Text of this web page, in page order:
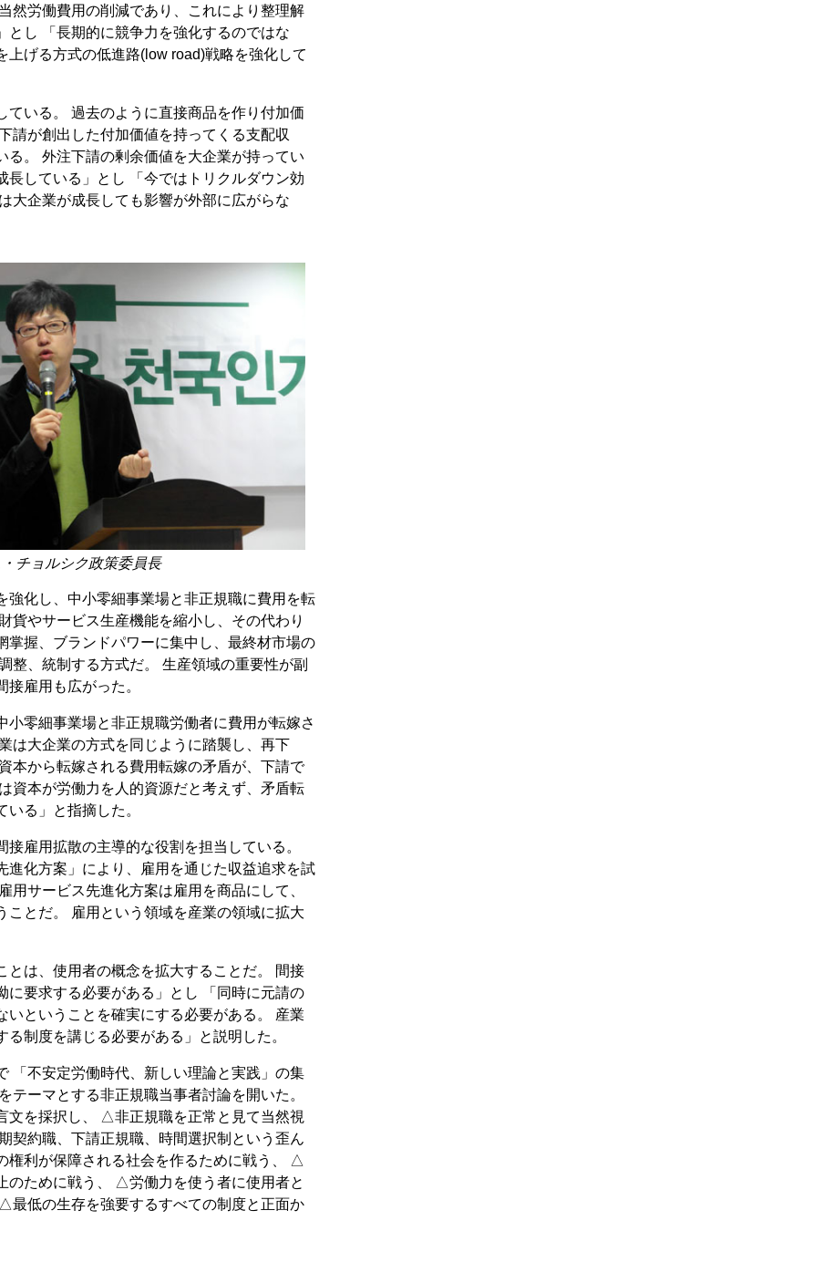
然労働費用の削減であり、これにより整理解
とし 「長期的に競争力を強化するのではな
上げる方式の低進路(low road)戦略を強化して
ている。 過去のように直接商品を作り付加価
請が創出した付加価値を持ってくる支配収
る。 外注下請の剰余価値を大企業が持ってい
長している」とし 「今ではトリクルダウン効
大企業が成長しても影響が外部に広がらな
チョルシク政策委員長
強化し、中小零細事業場と非正規職に費用を転
貨やサービス生産機能を縮小し、その代わり
掌握、ブランドパワーに集中し、最終材市場の
整、統制する方式だ。 生産領域の重要性が副
雇用も広がった。
小零細事業場と非正規職労働者に費用が転嫁さ
は大企業の方式を同じように踏襲し、再下
本から転嫁される費用転嫁の矛盾が、下請で
資本が労働力を人的資源だと考えず、矛盾転
る」と指摘した。
雇用拡散の主導的な役割を担当している。
進化方案」により、雇用を通じた収益追求を試
用サービス先進化方案は雇用を商品にして、
ことだ。 雇用という領域を産業の領域に拡大
とは、使用者の概念を拡大することだ。 間接
に要求する必要がある」とし 「同時に元請の
いということを確実にする必要がある。 産業
制度を講じる必要がある」と説明した。
「不安定労働時代、新しい理論と実践」の集
テーマとする非正規職当事者討論を開いた。
文を採択し、 △非正規職を正常と見て当然視
契約職、下請正規職、時間選択制という歪ん
権利が保障される社会を作るために戦う、 △
のために戦う、 △労働力を使う者に使用者と
最低の生存を強要するすべての制度と正面か